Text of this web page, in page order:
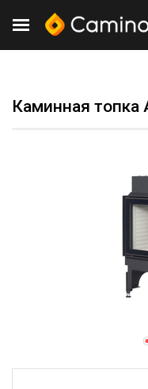
Каминная топка